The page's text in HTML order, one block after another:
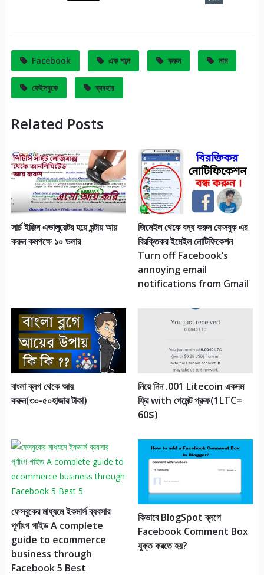
Facebook এক শব্দে করুন নাম
ফেইসবুকে ব্যবহার
Related Posts
সার্চ ইঞ্জিন এভালুয়েটর হয়ে ঘন্টায় আয়
করুন কমপক্ষে ১০ ডলার
জিমেইল থেকে বন্ধ করুন ফেসবুক এর
বিরক্তিকর ইমেইল নোটিফিকেশন
Turn off Facebook’s
annoying email
notifications from Gmail
বাংলা ব্লগ থেকে আয়
করুন(৩০-৫০হাজার টাকা)
নিয়ে নিন .001 Litecoin একদম
ফ্রি with পেমেন্ট প্রুফ(1LTC=
60$)
ফেসবুকের মাধ্যমে ইকমার্স ব্যবসার
পূর্ণাংগ গাইড A complete
guide to ecommerce
business through
Facebook 5 Best
কিভাবে BlogSpot ব্লগে
Facebook Comment Box
যুক্ত করতে হয়?